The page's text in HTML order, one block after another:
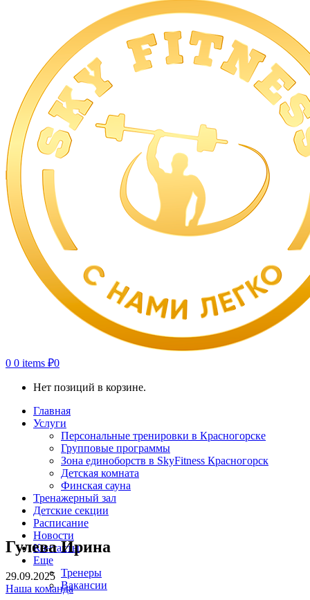
0 0 items ₽0
Нет позиций в корзине.
Главная
Услуги
Персональные тренировки в Красногорске
Групповые программы
Зона единоборств в SkyFitness Красногорск
Детская комната
Финская сауна
Тренажерный зал
Детские секции
Расписание
Новости
Контакты
Еще
Тренеры
Вакансии
Гулева Ирина
29.09.2025
Наша команда